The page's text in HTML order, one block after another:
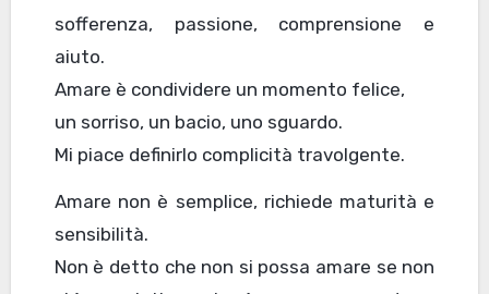
sofferenza, passione, comprensione e
aiuto.
Amare è condividere un momento felice,
un sorriso, un bacio, uno sguardo.
Mi piace definirlo complicità travolgente.
Amare non è semplice, richiede maturità e
sensibilità.
Non è detto che non si possa amare se non